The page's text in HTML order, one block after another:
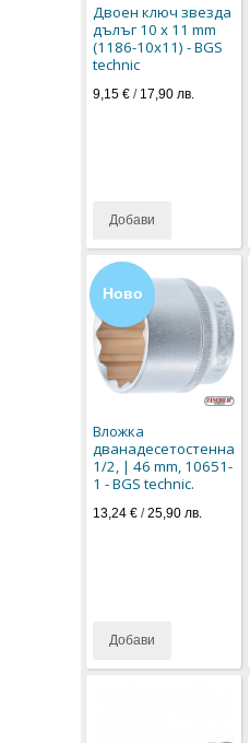
Двоен ключ звезда
дълъг 10 x 11 mm
(1186-10x11) - BGS
technic
9,15 € / 17,90 лв.
Добави
Ново
Вложка
дванадесетостенна
1/2, | 46 mm, 10651-
1 - BGS technic.
13,24 € /25,90 лв.
Добави